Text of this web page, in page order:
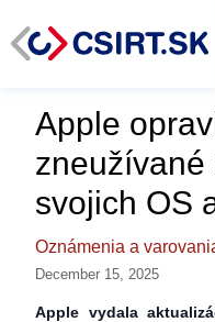
Apple
svojich OS
Oznámenia a
December 15, 2025
Apple vydala